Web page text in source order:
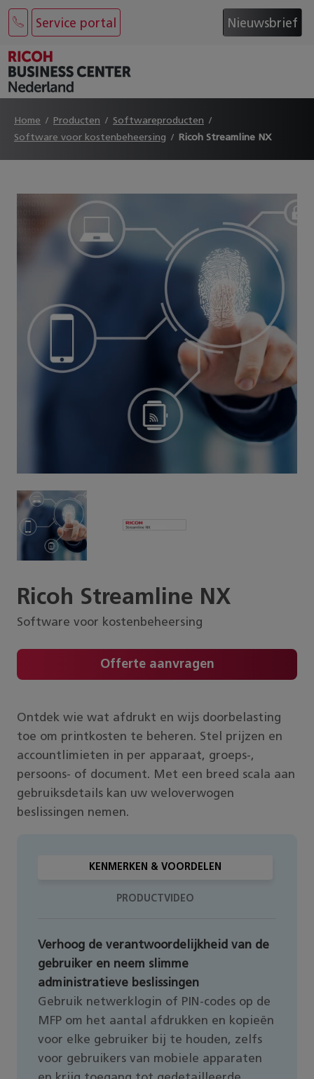
Service portal Nieuwsbrief
Home Producten
Softwareproducten
Software voor kostenbeheersing
Ricoh Streamline NX
Ricoh Streamline NX
Software voor kostenbeheersing
Offerte aanvragen
Ontdek wie wat afdrukt en wijs doorbelasting
toe om printkosten te beheren. Stel prijzen en
accountlimieten in per apparaat, groeps-,
persoons- of document. Met een breed scala aan
gebruiksdetails kan uw weloverwogen
beslissingen nemen.
KENMERKEN & VOORDELEN
PRODUCTVIDEO
Verhoog de verantwoordelijkheid van de
gebruiker en neem slimme
administratieve beslissingen
Gebruik netwerklogin of PIN-codes op de
MFP om het aantal afdrukken en kopieën
voor elke gebruiker bij te houden, zelfs
voor gebruikers van mobiele apparaten